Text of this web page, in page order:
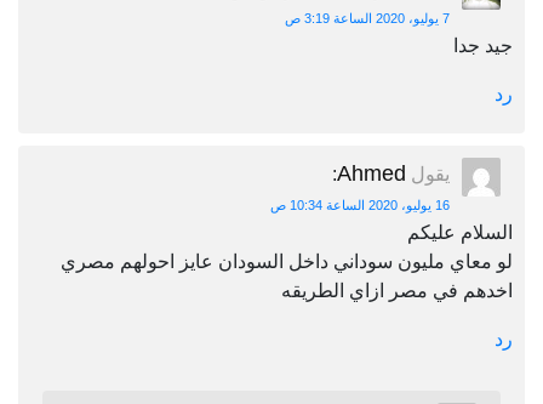
7 يوليو، 2020 الساعة 3:19 ص
جيد جدا
رد
يقول Ahmed
:
16 يوليو، 2020 الساعة 10:34 ص
السلام عليكم
لو معاي مليون سوداني داخل السودان عايز احولهم مصري
اخدهم في مصر ازاي الطريقه
رد